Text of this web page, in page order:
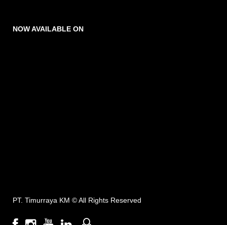
NOW AVAILABLE ON
PT. Timurraya KM ©All Rights Reserved